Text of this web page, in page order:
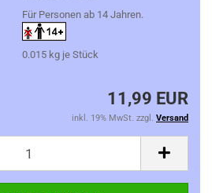
Für Personen ab 14 Jahren.
0.015kg je Stück
11,99 EUR
inkl. 19% MwSt. zzgl. Versand